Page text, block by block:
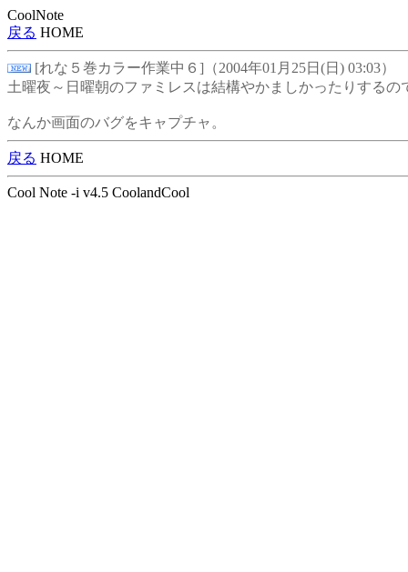
CoolNote
戻る HOME
[れな５巻カラー作業中６]（2004年01月25日(日) 03:03）
土曜夜～日曜朝のファミレスは結構やかましかったりする
なんか画面のバグをキャプチャ。
戻る HOME
Cool Note -i v4.5 CoolandCool